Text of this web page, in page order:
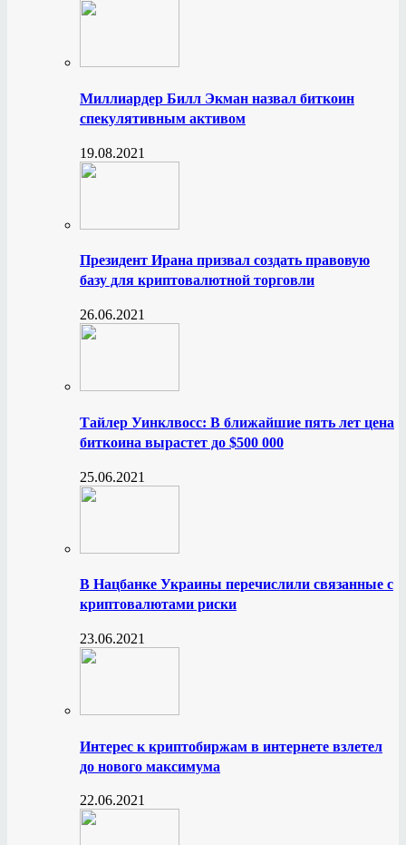
Миллиардер Билл Экман назвал биткоин
спекулятивным активом
19.08.2021
Президент Ирана призвал создать правовую
базу для криптовалютной торговли
26.06.2021
Тайлер Уинклвосс: В ближайшие пять лет цена
биткоина вырастет до $500 000
25.06.2021
В Нацбанке Украины перечислили связанные с
криптовалютами риски
23.06.2021
Интерес к криптобиржам в интернете взлетел
до нового максимума
22.06.2021